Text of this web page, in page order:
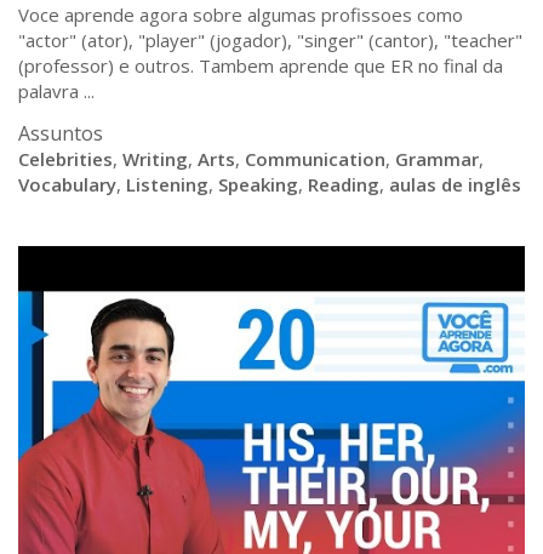
Voce aprende agora sobre algumas profissoes como
"actor" (ator), "player" (jogador), "singer" (cantor), "teacher"
(professor) e outros. Tambem aprende que ER no final da
palavra ...
Assuntos
Celebrities, Writing, Arts, Communication, Grammar,
Vocabulary, Listening, Speaking, Reading, aulas de inglês